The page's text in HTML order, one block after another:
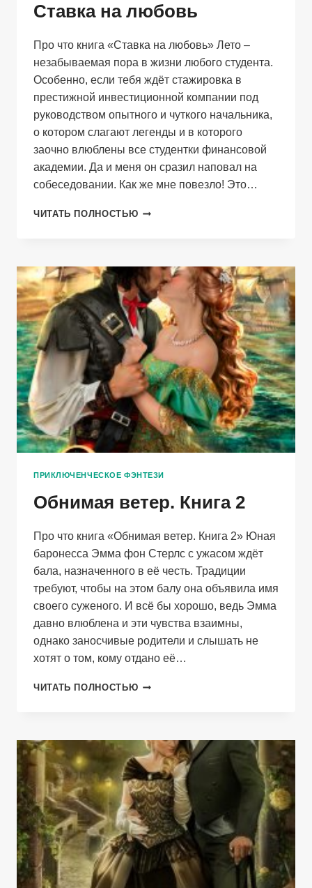
Ставка на любовь
Про что книга «Ставка на любовь» Лето –
незабываемая пора в жизни любого студента.
Особенно, если тебя ждёт стажировка в
престижной инвестиционной компании под
руководством опытного и чуткого начальника,
о котором слагают легенды и в которого
заочно влюблены все студентки финансовой
академии. Да и меня он сразил наповал на
собеседовании. Как же мне повезло! Это…
ЧИТАТЬ ПОЛНОСТЬЮ СТАВКА
ПРИКЛЮЧЕНЧЕСКОЕ ФЭНТЕЗИ
Обнимая ветер. Книга 2
Про что книга «Обнимая ветер. Книга 2» Юная
баронесса Эмма фон Стерлс с ужасом ждёт
бала, назначенного в её честь. Традиции
требуют, чтобы на этом балу она объявила имя
своего суженого. И всё бы хорошо, ведь Эмма
давно влюблена и эти чувства взаимны,
однако заносчивые родители и слышать не
хотят о том, кому отдано её…
ЧИТАТЬ ПОЛНОСТЬЮ ОБНИМАЯ